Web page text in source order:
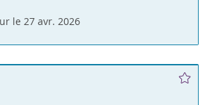
le 27 avr. 2026